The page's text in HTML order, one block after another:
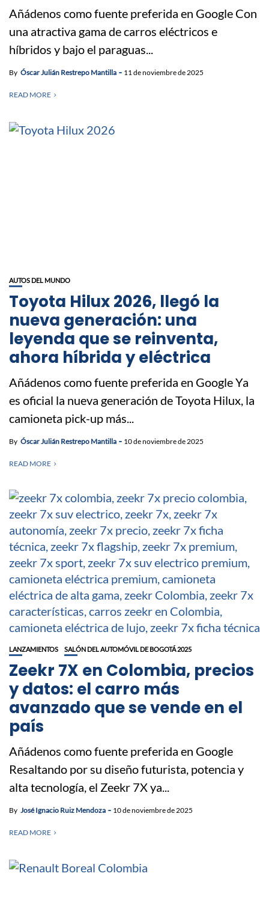
Añádenos como fuente preferida en Google Con
una atractiva gama de carros eléctricos e
híbridos y bajo el paraguas...
By Óscar Julián Restrepo Mantilla 11 de noviembre de 2025
READ MORE
AUTOS DEL MUNDO
Toyota Hilux 2026, llegó la
nueva generación: una
leyenda que se reinventa,
ahora híbrida y eléctrica
Añádenos como fuente preferida en Google Ya
es oficial la nueva generación de Toyota Hilux, la
camioneta pick-up más...
By Óscar Julián Restrepo Mantilla 10 de noviembre de 2025
READ MORE
LANZAMIENTOS SALÓN DEL AUTOMÓVIL DE BOGOTÁ 2025
Zeekr 7X en Colombia, precios
y datos: el carro más
avanzado que se vende en el
país
Añádenos como fuente preferida en Google
Resaltando por su diseño futurista, potencia y
alta tecnología, el Zeekr 7X ya...
By José Ignacio Ruiz Mendoza 10 de noviembre de 2025
READ MORE